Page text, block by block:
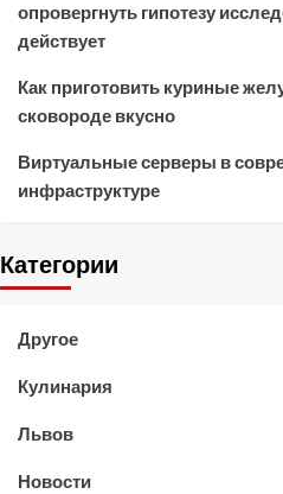
опровергнуть гипотезу
действует
Как приготовить куриные
сковороде вкусно
Виртуальные серверы в
инфраструктуре
Категории
Другое
Кулинария
Львов
Новости